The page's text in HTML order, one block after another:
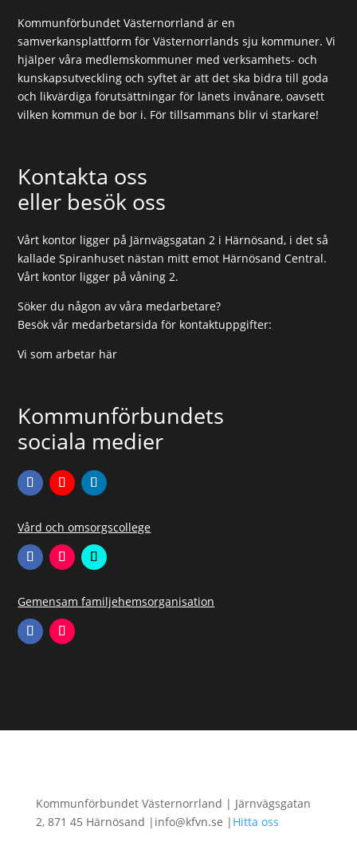
Kommunförbundet Västernorrland är en
samverkansplattform för Västernorrlands sju kommuner. Vi
hjälper våra medlemskommuner med verksamhets- och
kunskapsutveckling och syftet är att det ska bidra till goda
och likvärdiga förutsättningar för länets invånare, oavsett
vilken kommun de bor i. För tillsammans blir vi starkare!
Kontakta oss
eller besök oss
Vårt kontor ligger på Järnvägsgatan 2 i Härnösand, i det så
kallade Spiranhuset nästan mitt emot Härnösand Central.
Vårt kontor ligger på våning 2.
Söker du någon av våra medarbetare?
Besök vår medarbetarsida för kontaktuppgifter:
Vi som arbetar här
Kommunförbundets
sociala medier
Vård och omsorgscollege
Gemensam familjehemsorganisation
Kommunförbundet Västernorrland | Järnvägsgatan
2, 871 45 Härnösand |info@kfvn.se | Hitta oss